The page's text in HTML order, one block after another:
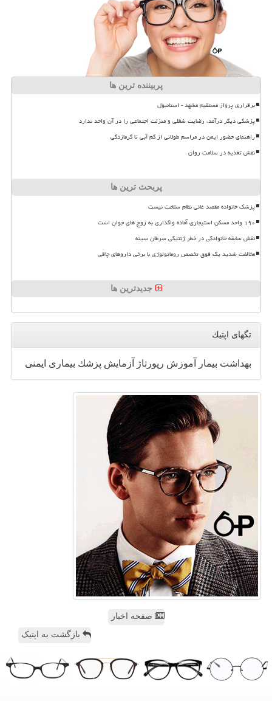
پربیننده ترین ها
برقراری پرواز مستقیم مشهد - استانبول
پزشکی دیگر درآمد، رضایت شغلی و منزلت اجتماعی را در آن واحد ندارد
راهنمای حضور ایمن در مراسم طولانی از کم آبی تا گرمازدگی
نقش تغذیه در سلامت روان
پربحث ترین ها
پزشک خانواده مقصد غائی نظام سلامت نیست
۱۹۰ واحد مسکن استیجاری آماده واگذاری به زوج های جوان است
نقش سابقه خانوادگی در خطر ژنتیکی سرطان سینه
مخالفت شدید یک فوق تخصص روماتولوژی با برخی داروهای چاقی
جدیدترین ها
تگهای اپتیك
بهداشت بیمار آموزش رپورتاژ آزمایش پزشك بیماری ایمنی
صفحه اخبار
بازگشت به اپتیک